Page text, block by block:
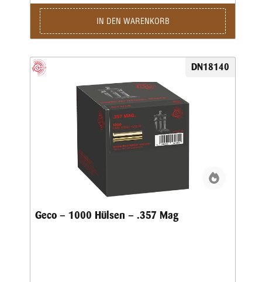
IN DEN WARENKORB
DN18140
Geco – 1000 Hülsen – .357 Mag